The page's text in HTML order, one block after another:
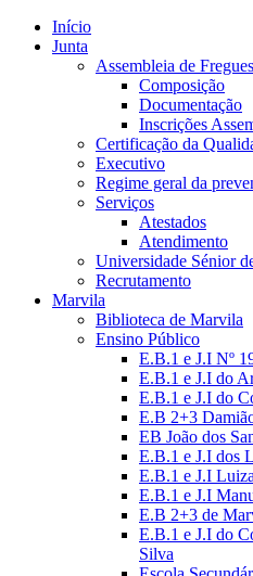
Início
Junta
Assembleia de
Composição
Documentação
Inscrições
Certificação da
Executivo
Regime geral da
Serviços
Atestados
Atendimento
Universidade Sénior
Recrutamento
Marvila
Biblioteca de Marvila
Ensino Público
E.B.1 e J.I Nº
E.B.1 e J.I do
E.B.1 e J.I do
E.B 2+3
EB João dos
E.B.1 e J.I dos
E.B.1 e J.I
E.B.1 e J.I
E.B 2+3 de
E.B.1 e J.I do
Silva